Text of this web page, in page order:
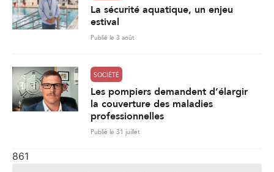
La sécurité aquatique, un enjeu
estival
Publié le 3 août
SOCIÉTÉ
Les pompiers demandent d’élargir
la couverture des maladies
professionnelles
Publié le 31 juillet
861